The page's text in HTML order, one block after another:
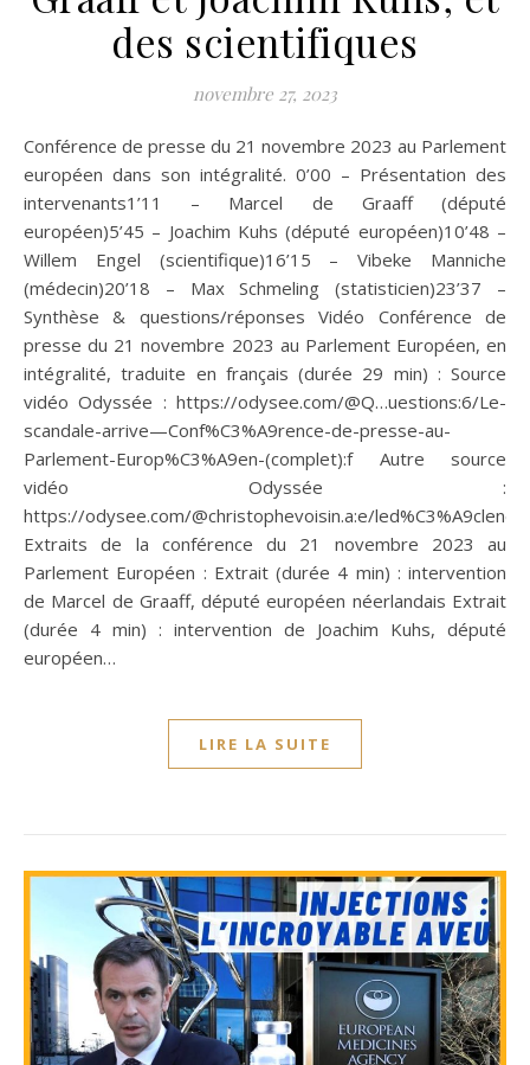
des scientifiques
novembre 27, 2023
Conférence de presse du 21 novembre 2023 au Parlement
européen dans son intégralité. 0’00 – Présentation des
intervenants1’11 – Marcel de Graaff (député
européen)5’45 – Joachim Kuhs (député européen)10’48 –
Willem Engel (scientifique)16’15 – Vibeke Manniche
(médecin)20’18 – Max Schmeling (statisticien)23’37 –
Synthèse & questions/réponses Vidéo Conférence de
presse du 21 novembre 2023 au Parlement Européen, en
intégralité, traduite en français (durée 29 min) : Source
vidéo Odyssée : https://odysee.com/@Q…uestions:6/Le-
scandale-arrive—Conf%C3%A9rence-de-presse-au-
Parlement-Europ%C3%A9en-(complet):f Autre source
vidéo Odyssée :
https://odysee.com/@christophevoisin.a:e/
Extraits de la conférence du 21 novembre 2023 au
Parlement Européen : Extrait (durée 4 min) : intervention
de Marcel de Graaff, député européen néerlandais Extrait
(durée 4 min) : intervention de Joachim Kuhs, député
européen…
LIRE LA SUITE